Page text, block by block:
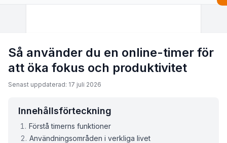
Så använder du en online-timer för
att öka fokus och produktivitet
Senast uppdaterad: 17 juli 2026
Innehållsförteckning
Förstå timerns funktioner
Användningsområden i verkliga livet